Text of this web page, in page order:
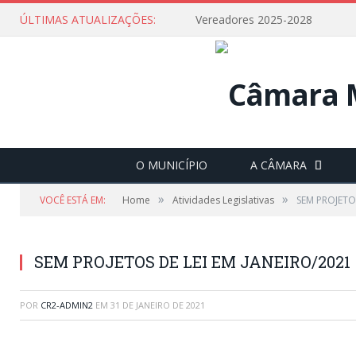
ÚLTIMAS ATUALIZAÇÕES: Vereadores 2025-2028
O MUNICÍPIO A CÂMARA
VOCÊ ESTÁ EM: Home » Atividades Legislativas » SEM
SEM PROJETOS DE LEI EM JANEIRO/2021
POR CR2-ADMIN2 EM 31 DE JANEIRO DE 2021